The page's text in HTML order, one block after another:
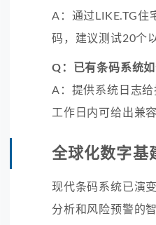
A：通过LIKE.TG住
码，建议测试20个
Q：已有条码系统如
A：提供系统日志
工作日内可给出兼
全球化数字基
现代条码系统已演
分析和风险预警的